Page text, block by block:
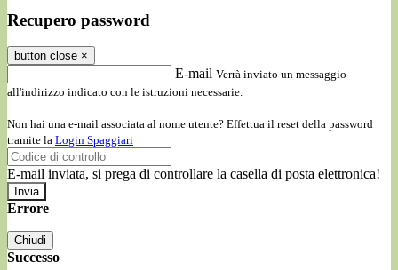
Recupero password
button close ×
E-mail Verrà inviato un messaggio
all'indirizzo indicato con le istruzioni necessarie.
Non hai una e-mail associata al nome utente? Effettua il reset della password
tramite la Login Spaggiari
E-mail inviata, si prega di controllare la casella di posta elettronica!
Errore
Chiudi
Successo